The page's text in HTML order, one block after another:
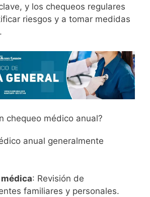
y los chequeos regulares
riesgos y a tomar medidas
chequeo médico anual?
anual generalmente
: Revisión de
familiares y personales.